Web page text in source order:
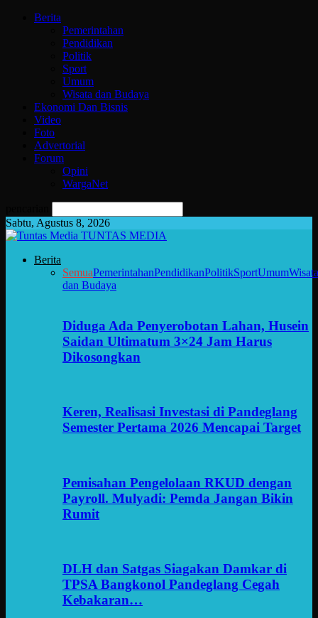
Berita
Pemerintahan
Pendidikan
Politik
Sport
Umum
Wisata dan Budaya
Ekonomi Dan Bisnis
Video
Foto
Advertorial
Forum
Opini
WargaNet
Sabtu, Agustus 8, 2026
TUNTAS MEDIA
Berita
SemuaPemerintahanPendidikanPolitikSportUmumWisata
dan Budaya
Diduga Ada Penyerobotan Lahan, Husein
Saidan Ultimatum 3×24 Jam Harus
Dikosongkan
Keren, Realisasi Investasi di Pandeglang
Semester Pertama 2026 Mencapai Target
Pemisahan Pengelolaan RKUD dengan
Payroll. Mulyadi: Pemda Jangan Bikin
Rumit
DLH dan Satgas Siagakan Damkar di
TPSA Bangkonol Pandeglang Cegah
Kebakaran…